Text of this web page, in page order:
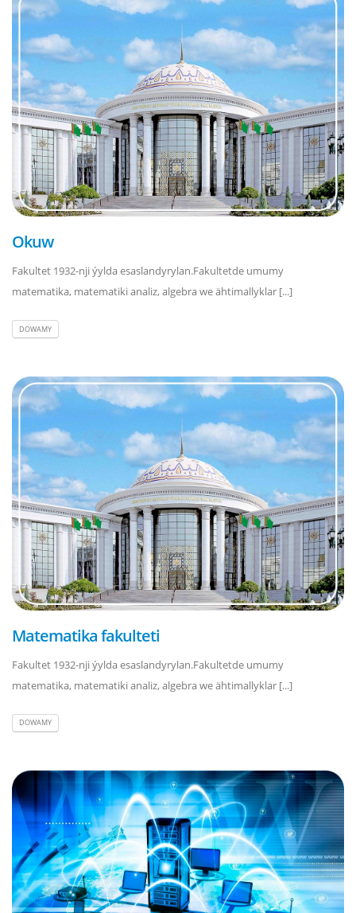
Okuw
Fakultet 1932-nji ýylda esaslandyrylan.Fakultetde umumy
matematika, matematiki analiz, algebra we ähtimallyklar [...]
DOWAMY
Matematika fakulteti
Fakultet 1932-nji ýylda esaslandyrylan.Fakultetde umumy
matematika, matematiki analiz, algebra we ähtimallyklar [...]
DOWAMY